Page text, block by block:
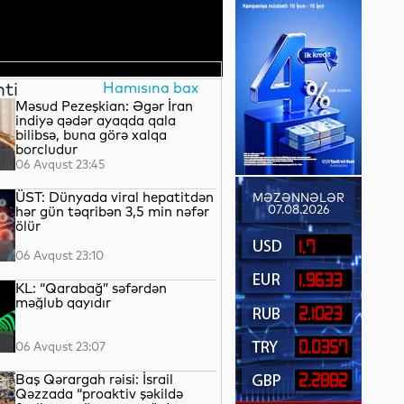
Hamısına bax
Məsud Pezeşkian: Əgər İran
indiyə qədər ayaqda qala
bilibsə, buna görə xalqa
borcludur
06 Avqust 23:45
ÜST: Dünyada viral hepatitdən
hər gün təqribən 3,5 min nəfər
ölür
06 Avqust 23:10
KL: “Qarabağ” səfərdən
məğlub qayıdır
06 Avqust 23:07
Baş Qərargah rəisi: İsrail
Qəzzada “proaktiv şəkildə
MƏZƏNNƏLƏR
07.08.2026
1.7
1.9633
2.1023
0.0357
2.2882